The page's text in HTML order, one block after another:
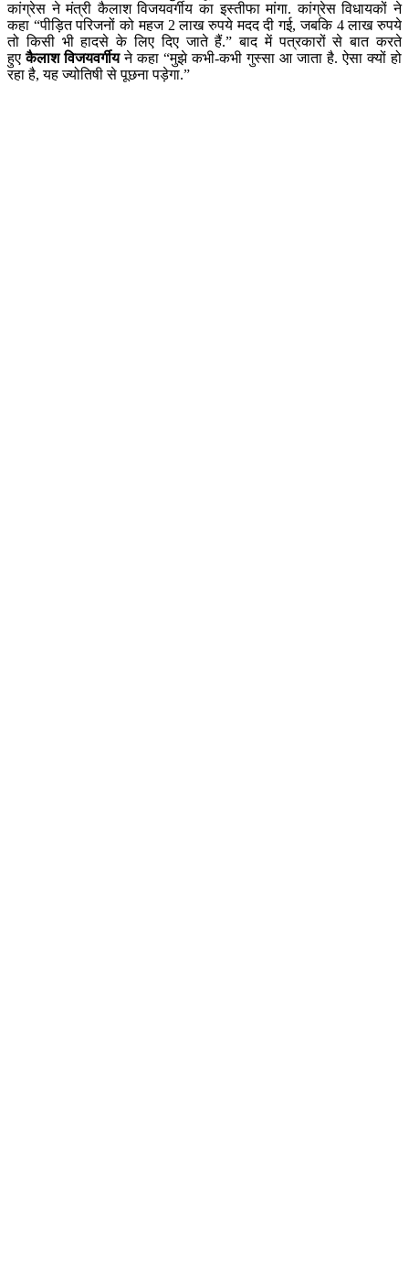
कांग्रेस ने मंत्री कैलाश विजयवर्गीय का इस्तीफा मांगा. कांग्रेस विधायकों ने
कहा “पीड़ित परिजनों को महज 2 लाख रुपये मदद दी गई, जबकि 4 लाख रुपये
तो किसी भी हादसे के लिए दिए जाते हैं.” बाद में पत्रकारों से बात करते
हुएकैलाश विजयवर्गीयने कहा “मुझे कभी-कभी गुस्सा आ जाता है. ऐसा क्यों हो
रहा है, यह ज्योतिषी से पूछना पड़ेगा.”